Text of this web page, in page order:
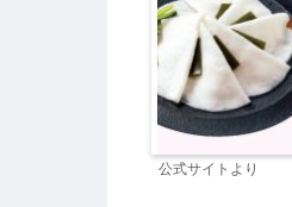
公式サイトより